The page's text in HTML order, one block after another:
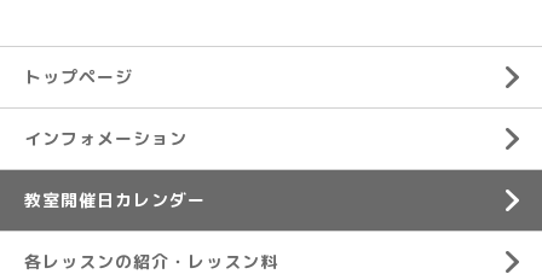
トップページ
インフォメーション
教室開催日カレンダー
各レッスンの紹介・レッスン料